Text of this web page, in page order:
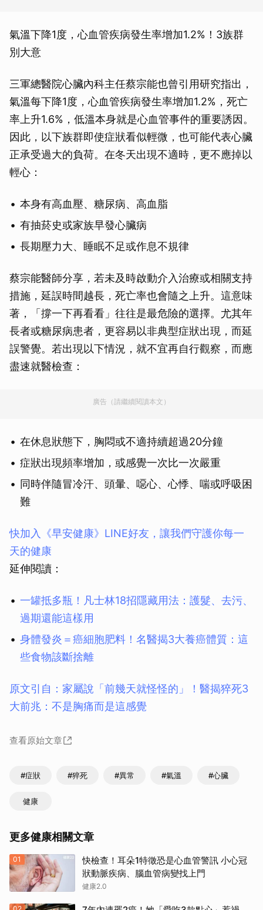
氣溫下降1度，心血管疾病發生率增加1.2%！3族群
別大意
三軍總醫院心臟內科主任蔡宗能也曾引用研究指出，
氣溫每下降1度，心血管疾病發生率增加1.2%，死亡
率上升1.6%，低溫本身就是心血管事件的重要誘因。
因此，以下族群即使症狀看似輕微，也可能代表心臟
正承受過大的負荷。在冬天出現不適時，更不應掉以
輕心：
本身有高血壓、糖尿病、高血脂
有抽菸史或家族早發心臟病
長期壓力大、睡眠不足或作息不規律
蔡宗能醫師分享，若未及時啟動介入治療或相關支持
措施，延誤時間越長，死亡率也會隨之上升。這意味
著，「撐一下再看看」往往是最危險的選擇。尤其年
長者或糖尿病患者，更容易以非典型症狀出現，而延
誤警覺。若出現以下情況，就不宜再自行觀察，而應
盡速就醫檢查：
廣告（請繼續閱讀本文）
在休息狀態下，胸悶或不適持續超過20分鐘
症狀出現頻率增加，或感覺一次比一次嚴重
同時伴隨冒冷汗、頭暈、噁心、心悸、喘或呼吸困
難
快加入《早安健康》LINE好友，讓我們守護你每一
天的健康
延伸閱讀：
一罐抵多瓶！凡士林18招隱藏用法：護髮、去污、
過期還能這樣用
身體發炎＝癌細胞肥料！名醫揭3大養癌體質：這
些食物該斷捨離
原文引自：家屬說「前幾天就怪怪的」！醫揭猝死3
大前兆：不是胸痛而是這感覺
查看原始文章
#症狀 #猝死 #異常 #氣溫 #心臟
健康
更多健康相關文章
01
快檢查！耳朵1特徵恐是心血管警訊 小心冠
狀動脈疾病、腦血管病變找上門
健康2.0